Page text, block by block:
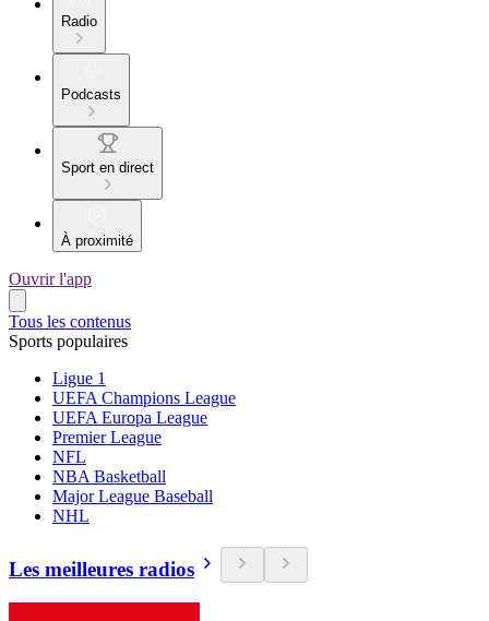
Radio
Podcasts
Sport en direct
À proximité
Ouvrir l'app
Tous les contenus
Sports populaires
Ligue 1
UEFA Champions League
UEFA Europa League
Premier League
NFL
NBA Basketball
Major League Baseball
NHL
Les meilleures radios